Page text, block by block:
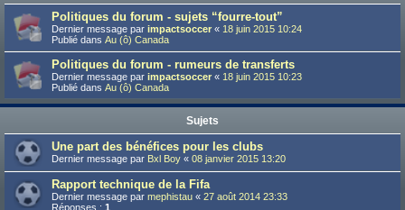
Politiques du forum - sujets “fourre-tout”
Dernier message par impactsoccer « 18 juin 2015 10:24
Publié dans Au (ô) Canada
Politiques du forum - rumeurs de transferts
Dernier message par impactsoccer « 18 juin 2015 10:23
Publié dans Au (ô) Canada
Sujets
Une part des bénéfices pour les clubs
Dernier message par Bxl Boy « 08 janvier 2015 13:20
Rapport technique de la Fifa
Dernier message par mephistau « 27 août 2014 23:33
Réponses : 1